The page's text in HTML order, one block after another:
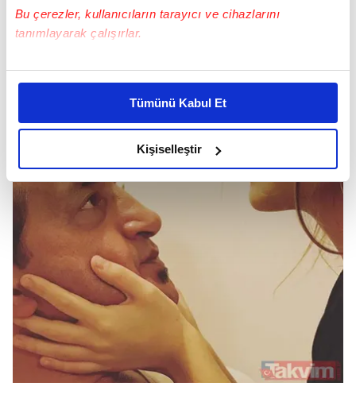
Bu çerezler, kullanıcıların tarayıcı ve cihazlarını
tanımlayarak çalışırlar.
Bu çerezlere izin vermeniz halinde sizlere özel
daha iyi reklam deneyimi yaşatabiliriz. Bunu yaparken
amacımızın size daha iyi bir reklam deneyimi sunmak
olduğunu ve sizlere en iyi içerikleri sunabilmek adına
elimizden gelen çabayı gösterdiğimizi ve bu noktada,
reklamların maliyetlerimizi karşılamak noktasında tek gelir
kalemimiz olduğunu sizlere hatırlatmak isteriz.
Her halükârda, kullanıcılar, bu çerezlere izin vermedikleri
takdirde, kullanıcılara hedefli reklamlar
gösterilmeyecektir."
Sizlere daha iyi bir hizmet sunabilmek için İnternet
Sitemizde kendimize ve üçüncü kişilere ait çerezler
kullanılmaktadır. Bu çerezler vasıtasıyla çeşitli kişisel
verileriniz işlenmekte olup gerekli olan çerezler bilgi
Tümünü Kabul Et
Kişiselleştir